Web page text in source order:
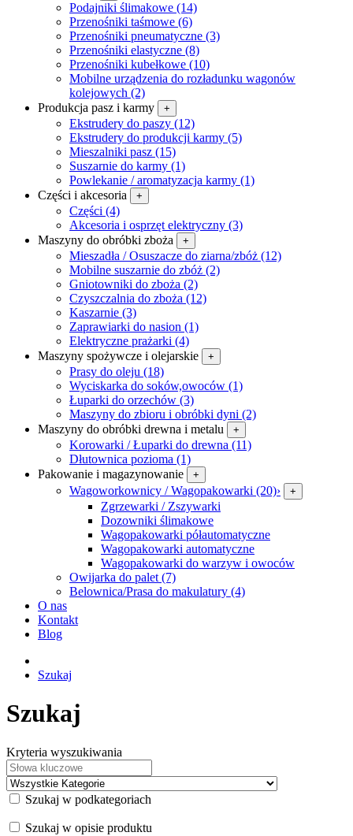
Podajniki ślimakowe (14)
Przenośniki taśmowe (6)
Przenośniki pneumatyczne (3)
Przenośniki elastyczne (8)
Przenośniki kubełkowe (10)
Mobilne urządzenia do rozładunku wagonów
kolejowych (2)
Produkcja pasz i karmy
+
Ekstrudery do paszy (12)
Ekstrudery do produkcji karmy (5)
Mieszalniki pasz (15)
Suszarnie do karmy (1)
Powlekanie / aromatyzacja karmy (1)
Części i akcesoria
+
Części (4)
Akcesoria i osprzęt elektryczny (3)
Maszyny do obróbki zboża
+
Mieszadła / Osuszacze do ziarna/zbóż (12)
Mobilne suszarnie do zbóż (2)
Gniotowniki do zboża (2)
Czyszczalnia do zboża (12)
Kaszarnie (3)
Zaprawiarki do nasion (1)
Elektryczne prażarki (4)
Maszyny spożywcze i olejarskie
+
Prasy do oleju (18)
Wyciskarka do soków,owoców (1)
Łuparki do orzechów (3)
Maszyny do zbioru i obróbki dyni (2)
Maszyny do obróbki drewna i metalu
+
Korowarki / Łuparki do drewna (11)
Dłutownica pozioma (1)
Pakowanie i magazynowanie
+
Wagoworkownicy / Wagopakowarki (20)› +
Zgrzewarki / Zszywarki
Dozowniki ślimakowe
Wagopakowarki półautomatyczne
Wagopakowarki automatyczne
Wagopakowarki do warzyw i owoców
Owijarka do palet (7)
Belownica/Prasa do makulatury (4)
O nas
Kontakt
Blog
Szukaj
Szukaj
Kryteria wyszukiwania
Szukaj w podkategoriach
Szukaj w opisie produktu